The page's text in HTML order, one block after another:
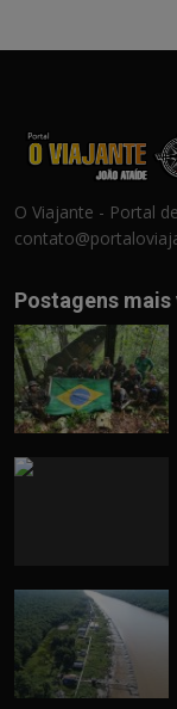
O Viajante - Portal
Postagens